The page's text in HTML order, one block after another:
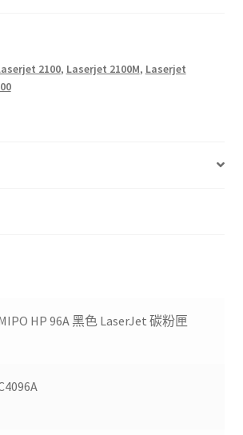
2100, Laserjet 2100M, Laserjet
HP 96A 黑色 LaserJet 碳粉匣